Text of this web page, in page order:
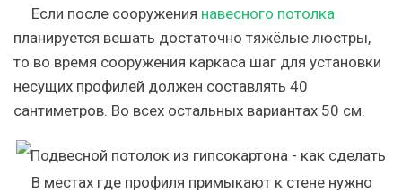
Если после сооружения навесного потолка
планируется вешать достаточно тяжёлые люстры,
то во время сооружения каркаса шаг для установки
несущих профилей должен составлять 40
сантиметров. Во всех остальных вариантах 50 см.
В местах где профиля примыкают к стене нужно